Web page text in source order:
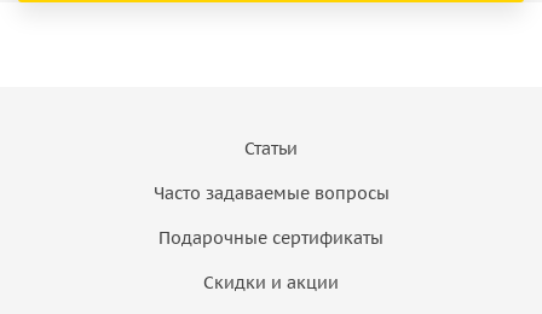
Статьи
Часто задаваемые вопросы
Подарочные сертификаты
Скидки и акции